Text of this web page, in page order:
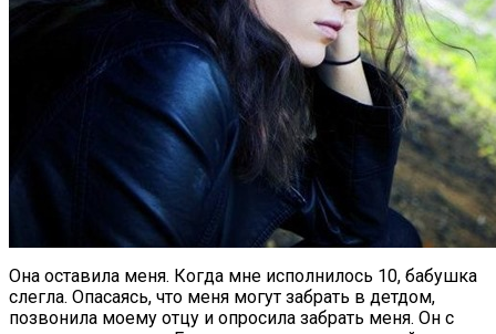
Она оставила меня. Когда мне исполнилось 10, бабушка
слегла. Опасаясь, что меня могут забрать в детдом,
позвонила моему отцу и опросила забрать меня. Он с